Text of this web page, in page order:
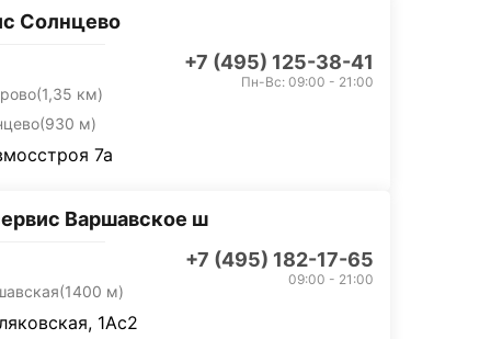
Солнцево
+7 (495) 125-38-41
(1,35 км)
(930 м)
Пн-Вс: 09:00 - 21:00
7а
Варшавское ш
+7 (495) 182-17-65
(1400 м)
09:00 - 21:00
1Ас2